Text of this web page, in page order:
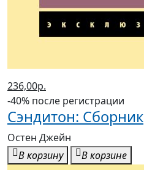
236,00р.
-40% после регистрации
Сэндитон: Сборник
Остен Джейн
В корзину
В корзине